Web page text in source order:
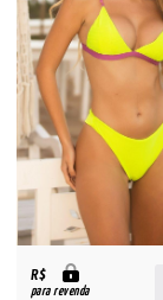
R$
para revenda